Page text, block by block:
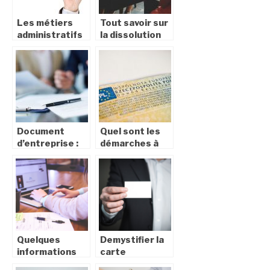
Les métiers
administratifs
courants
Tout savoir sur
la dissolution
Document
d’entreprise :
l’extrait Kbis
Quel sont les
démarches à
obtenir sa
carte grise en
ligne ?
Quelques
informations
Demystifier la
carte